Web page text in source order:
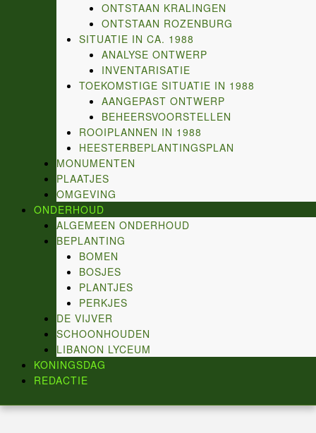
ONTSTAAN KRALINGEN
ONTSTAAN ROZENBURG
SITUATIE IN CA. 1988
ANALYSE ONTWERP
INVENTARISATIE
TOEKOMSTIGE SITUATIE IN 1988
AANGEPAST ONTWERP
BEHEERSVOORSTELLEN
ROOIPLANNEN IN 1988
HEESTERBEPLANTINGSPLAN
MONUMENTEN
PLAATJES
OMGEVING
ONDERHOUD
ALGEMEEN ONDERHOUD
BEPLANTING
BOMEN
BOSJES
PLANTJES
PERKJES
DE VIJVER
SCHOONHOUDEN
LIBANON LYCEUM
KONINGSDAG
REDACTIE